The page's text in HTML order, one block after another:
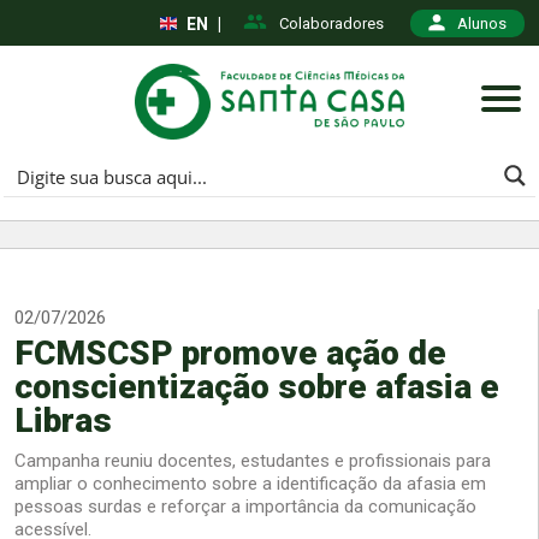
Colaboradores Alunos
EN
02/07/2026
FCMSCSP promove ação de
conscientização sobre afasia e
Libras
Campanha reuniu docentes, estudantes e profissionais para
ampliar o conhecimento sobre a identificação da afasia em
pessoas surdas e reforçar a importância da comunicação
acessível.